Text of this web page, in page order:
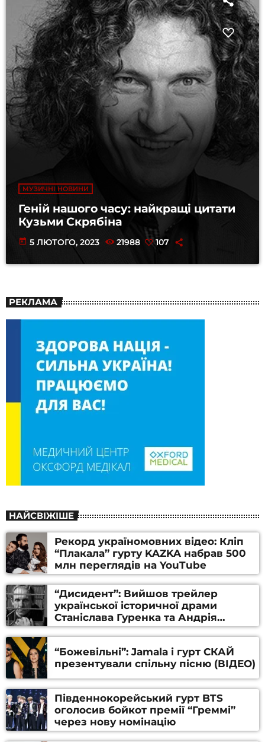
МУЗИЧНІ НОВИНИ
Геній нашого часу: найкращі цитати
Кузьми Скрябіна
today 5 ЛЮТОГО, 2023 21988 107
РЕКЛАМА
НАЙСВІЖІШЕ
Рекорд україномовних відео: Кліп
“Плакала” гурту KAZKA набрав 500
млн переглядів на YouTube
“Дисидент”: Вийшов трейлер
української історичної драми
Станіслава Гуренка та Андрія
Алфьорова (ВІДЕО)
“Божевільні”: Jamala і гурт СКАЙ
презентували спільну пісню (ВІДЕО)
Південнокорейський гурт BTS
оголосив бойкот премії “Греммі”
через нову номінацію